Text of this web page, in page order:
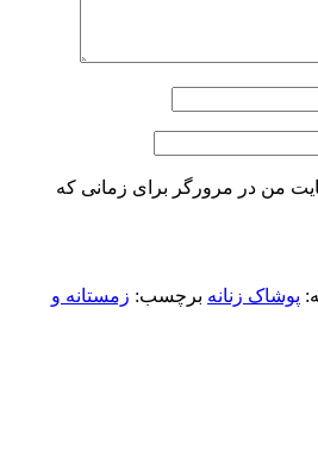
من در مرورگر برای زمانی که
پوشاک زنانه برچسب: زمستانه و